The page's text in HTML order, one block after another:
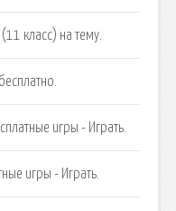
класс) на тему.
игры - Играть.
игры - Играть.